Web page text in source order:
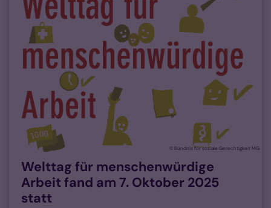
© Bündnis für soziale Gerechtigkeit MG
Welttag für menschenwürdige
Arbeit fand am 7. Oktober 2025
statt